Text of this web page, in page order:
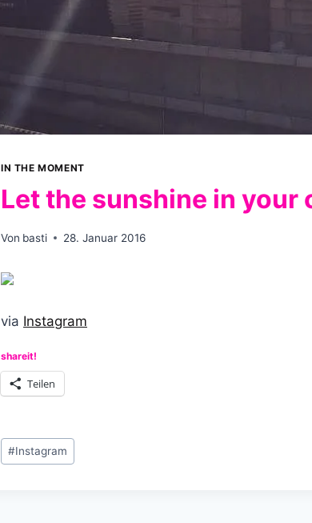
IN THE MOMENT
Let the sunshine in your
Von basti 28. Januar 2016
via Instagram
shareit!
Teilen
Schlagworte:
#Instagram